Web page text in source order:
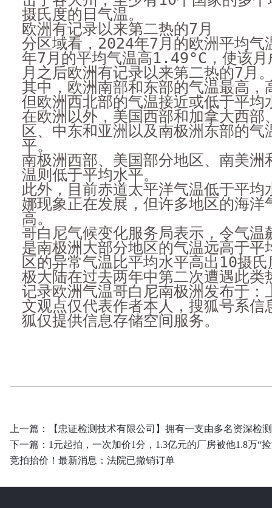
摄氏度的日气温。
欧洲有记录以来第二热的7月
分区域看，2024年7月的欧洲平均
年7月的平均气温高1.49°C，使该
月之后欧洲有记录以来第二热的7月
其中，欧洲南部和东部的气温最高，
但欧洲西北部的气温接近或低于平均
在欧洲以外，美国西部和加拿大西部
区、中东和亚洲以及南极洲东部的气
平。
南极洲西部、美国部分地区、南美洲
温则低于平均水平。
此外，目前赤道太平洋气温低于平均
娜现象正在发展，但许多地区的海洋
高。
哥白尼气候变化服务局表示，令气温
是南极洲大部分地区的气温远高于平
区的异常气温比平均水平高出10摄
极大陆在过去两年中第二次遭遇此类
记录欧洲气温哥白尼南极洲发布于：
文观点仅代表作者本人，搜狐号系信
狐仅提供信息存储空间服务。
上一篇：
【忠证检测技术有限公司】拥有一支由多名资深检
下一篇： 1元起拍，一次加价1分，1.3亿元的厂房被他1.8万“
竞拍抬价！最新消息：法院已撤销订单